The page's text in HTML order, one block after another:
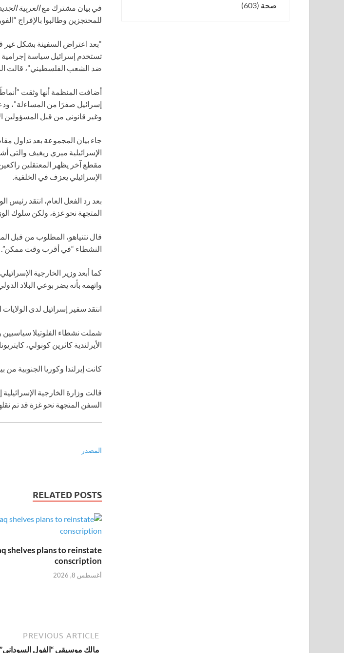
في بيان مشترك معالعربية
للمحتجزين وطالبوا بالإفراج
ضد الشعب الفلسطيني”، قالت
أضافت المنظمة أنها وثقت
إسرائيل صفرًا من المساءلة”،
وغير قانوني من قبل المسؤولين
جاء بيان المجموعة بعد تداول
الإسرائيلية ميري ريغيف والتي
مقطع آخر يظهر المعتقلين
الإسرائيلي يعزف في الخلفية.
بعد رد الفعل العام، انتقد رئيس
المتجهة نحو غزة، ولكن سلوك
قال نتنياهو، المطلوب من قبل
النشطاء “في أقرب وقت ممكن”.
كما أبعد وزير الخارجية
واتهمه بأنه يضر بوعي البلاد
انتقد سفير إسرائيل لدى الولايات
شملت نشطاء الفلوتيلا سياسيين
الأيرلندية كاثرين كونولي،
كانت إيرلندا وكوريا الجنوبية
السفن المتجهة نحو غزة قد تم
المصدر
RELATED POSTS
shelves plans to reinstate
conscription
أغسطس 8, 2026
PREVIOUS ARTICLE
صحة (603)